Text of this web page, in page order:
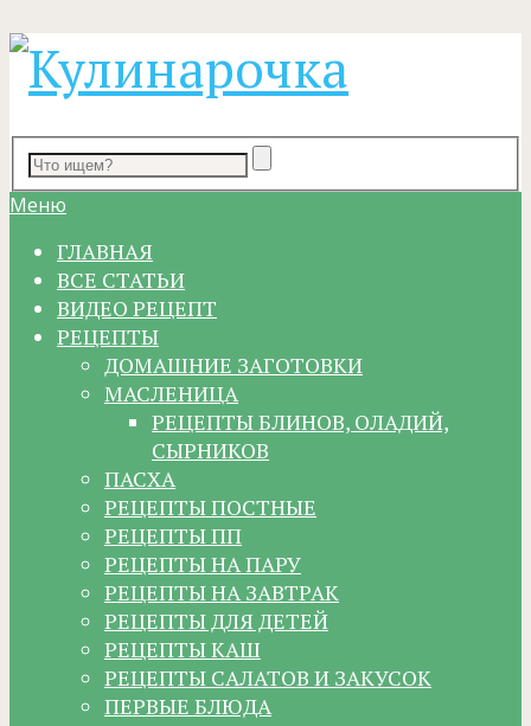
Меню
ГЛАВНАЯ
ВСЕ СТАТЬИ
ВИДЕО РЕЦЕПТ
РЕЦЕПТЫ
ДОМАШНИЕ ЗАГОТОВКИ
МАСЛЕНИЦА
РЕЦЕПТЫ БЛИНОВ, ОЛАДИЙ,
СЫРНИКОВ
ПАСХА
РЕЦЕПТЫ ПОСТНЫЕ
РЕЦЕПТЫ ПП
РЕЦЕПТЫ НА ПАРУ
РЕЦЕПТЫ НА ЗАВТРАК
РЕЦЕПТЫ ДЛЯ ДЕТЕЙ
РЕЦЕПТЫ КАШ
РЕЦЕПТЫ САЛАТОВ И ЗАКУСОК
ПЕРВЫЕ БЛЮДА